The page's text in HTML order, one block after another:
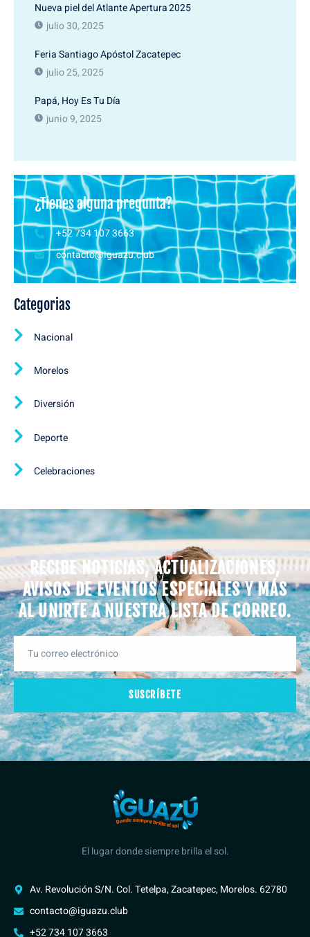
Nueva piel del Atlante Apertura 2025
julio 30, 2025
Feria Santiago Apóstol Zacatepec
julio 25, 2025
Papá, Hoy Es Tu Día
junio 9, 2025
¿Tienes alguna pregunta?
+52 734 107 3663
contacto@iguazu.club
Categorias
Nacional
Morelos
Diversión
Deporte
Celebraciones
RECIBE NOTICIAS, ACTUALIZACIONES,
AVISOS DE EVENTOS ESPECIALES Y MÁS
AL UNIRTE A NUESTRA LISTA DE CORREO.
SUSCRÍBETE
El lugar donde siempre brilla el sol.
Av. Revolución S/N. Col. Tetelpa, Zacatepec, Morelos. 62780
contacto@iguazu.club
+52 734 107 3663